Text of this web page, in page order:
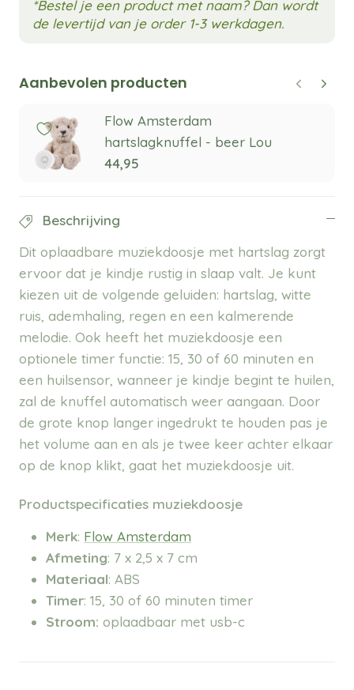
*Bestel je een product met naam? Dan wordt
de levertijd van je order 1-3 werkdagen.
Aanbevolen producten
Flow Amsterdam
hartslagknuffel - beer Lou
44,95
Beschrijving
Dit oplaadbare muziekdoosje met hartslag zorgt
ervoor dat je kindje rustig in slaap valt. Je kunt
kiezen uit de volgende geluiden: hartslag, witte
ruis, ademhaling, regen en een kalmerende
melodie. Ook heeft het muziekdoosje een
optionele timer functie: 15, 30 of 60 minuten en
een huilsensor, wanneer je kindje begint te huilen,
zal de knuffel automatisch weer aangaan. Door
de grote knop langer ingedrukt te houden pas je
het volume aan en als je twee keer achter elkaar
op de knop klikt, gaat het muziekdoosje uit.
Productspecificaties muziekdoosje
Merk: Flow Amsterdam
Afmeting: 7 x 2,5 x 7 cm
Materiaal: ABS
Timer: 15, 30 of 60 minuten timer
Stroom: oplaadbaar met usb-c